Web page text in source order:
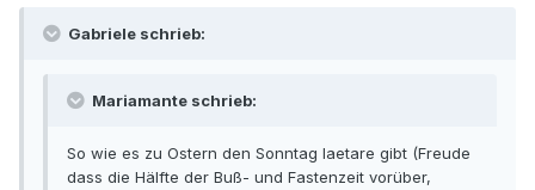
Gabriele schrieb:
Mariamante schrieb:
So wie es zu Ostern den Sonntag laetare gibt (Freude
dass die Hälfte der Buß- und Fastenzeit vorüber,